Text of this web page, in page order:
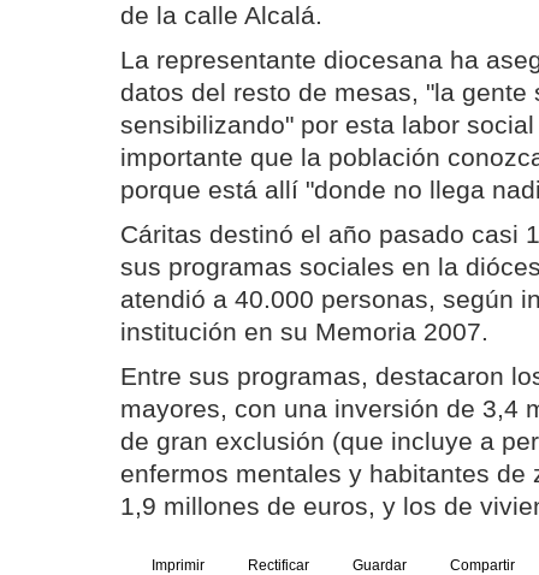
de la calle Alcalá.
La representante diocesana ha
datos del resto de mesas, "la gente
sensibilizando" por esta labor
importante que la población
porque está allí "donde no llega
Cáritas destinó el año pasado casi
sus programas sociales en la
atendió a 40.000 personas, según
institución en su Memoria 2007.
Entre sus programas, destacaron
mayores, con una inversión de 3,4
de gran exclusión (que incluye a
enfermos mentales y habitantes de
1,9 millones de euros, y los de
Imprimir Rectificar Guardar Compartir